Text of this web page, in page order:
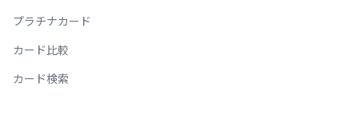
プラチナカード
カード比較
カード検索